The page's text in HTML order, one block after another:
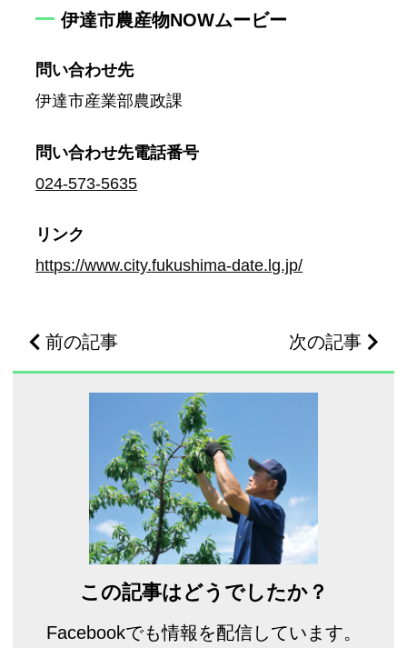
伊達市農産物NOWムービー
問い合わせ先
伊達市産業部農政課
問い合わせ先電話番号
024-573-5635
リンク
https://www.city.fukushima-date.lg.jp/
前の記事 次の記事
この記事はどうでしたか？
Facebookでも情報を配信しています。